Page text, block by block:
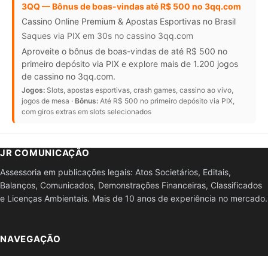
3QQ — Bônus de boas-vindas até R$ 500 no 3qq.com
Cassino Online Premium & Apostas Esportivas no Brasil
Saques via PIX em 30s no cassino 3qq.com
Aproveite o bônus de boas-vindas de até R$ 500 no
primeiro depósito via PIX e explore mais de 1.200 jogos
de cassino no 3qq.com.
Jogos: Slots, apostas esportivas, crash games, cassino ao vivo,
jogos de mesa · Bônus: Até R$ 500 no primeiro depósito via PIX,
com giros extras em slots selecionados
JR COMUNICAÇÃO
Assessoria em publicações legais: Atos Societários, Editais,
Balanços, Comunicados, Demonstrações Financeiras, Classificados
e Licenças Ambientais. Mais de 10 anos de experiência no mercado.
NAVEGAÇÃO